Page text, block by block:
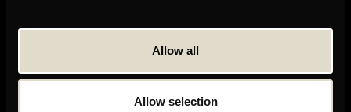
Allow all
Allow selection
GRAND TEATRET
Mikkel Bryggers Gade 8
Tog, bus og bil